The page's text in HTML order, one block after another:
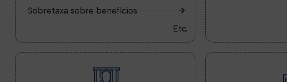
Sobretaxa sobre benefícios
Etc.